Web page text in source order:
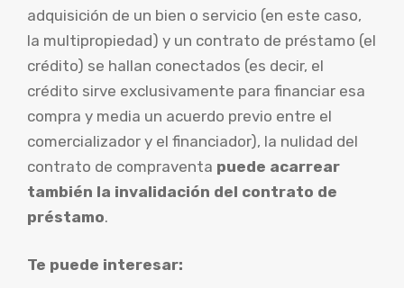
adquisición de un bien o servicio (en este caso,
la multipropiedad) y un contrato de préstamo (el
crédito) se hallan conectados (es decir, el
crédito sirve exclusivamente para financiar esa
compra y media un acuerdo previo entre el
comercializador y el financiador), la nulidad del
contrato de compraventa puede acarrear
también la invalidación del contrato de
préstamo.
Te puede interesar: